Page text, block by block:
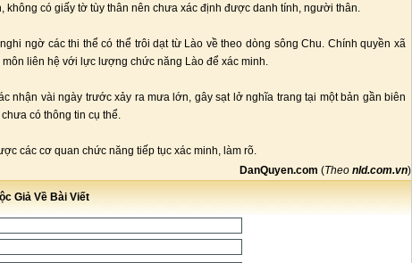
không có giấy tờ tùy thân nên chưa xác định được danh tính, người thân.
ngờ các thi thể có thể trôi dạt từ Lào về theo dòng sông Chu. Chính quyền xã
liên hệ với lực lượng chức năng Lào để xác minh.
nhận vài ngày trước xảy ra mưa lớn, gây sạt lở nghĩa trang tại một bản gần biên
có thông tin cụ thể.
các cơ quan chức năng tiếp tục xác minh, làm rõ.
DanQuyen.com (Theo nld.com.vn)
Giả Về Bài Viết